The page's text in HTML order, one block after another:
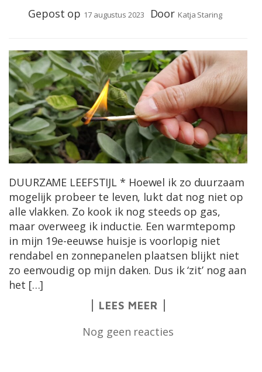
Gepost op 17 augustus 2023 Door Katja Staring
DUURZAME LEEFSTIJL * Hoewel ik zo duurzaam
mogelijk probeer te leven, lukt dat nog niet op
alle vlakken. Zo kook ik nog steeds op gas,
maar overweeg ik inductie. Een warmtepomp
in mijn 19e-eeuwse huisje is voorlopig niet
rendabel en zonnepanelen plaatsen blijkt niet
zo eenvoudig op mijn daken. Dus ik ‘zit’ nog aan
het […]
LEES MEER
Nog geen reacties